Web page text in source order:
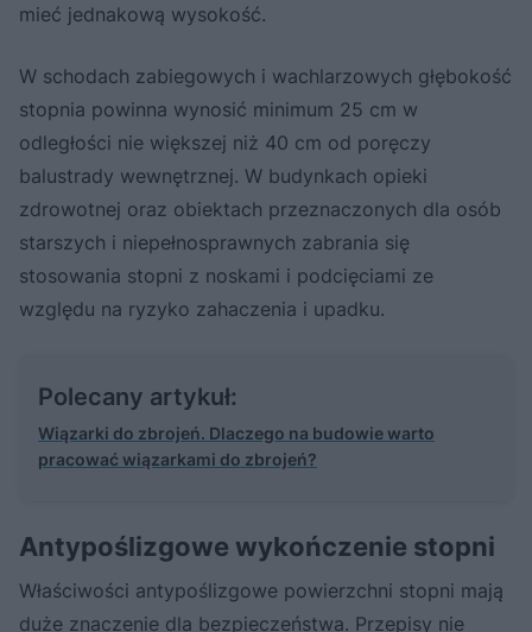
mieć jednakową wysokość.
W schodach zabiegowych i wachlarzowych głębokość
stopnia powinna wynosić minimum 25 cm w
odległości nie większej niż 40 cm od poręczy
balustrady wewnętrznej. W budynkach opieki
zdrowotnej oraz obiektach przeznaczonych dla osób
starszych i niepełnosprawnych zabrania się
stosowania stopni z noskami i podcięciami ze
względu na ryzyko zahaczenia i upadku.
Polecany artykuł:
Wiązarki do zbrojeń. Dlaczego na budowie warto
pracować wiązarkami do zbrojeń?
Antypoślizgowe wykończenie stopni
Właściwości antypoślizgowe powierzchni stopni mają
duże znaczenie dla bezpieczeństwa. Przepisy nie